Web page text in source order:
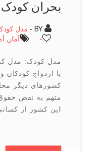
بحران کودک
مدل کودک
آمار
آموزش ,
مدل کودک: مدل کودک:
با ازدواج کودکان و
کشورهای دیگر مخالف
متهم به نقض حقوق
این کشور از کسانی که